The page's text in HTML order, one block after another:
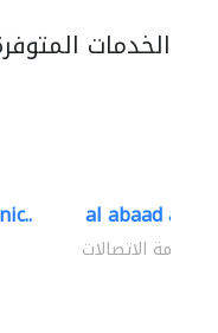
الخدمات
al abaad al..
أنظمة الاتصالات